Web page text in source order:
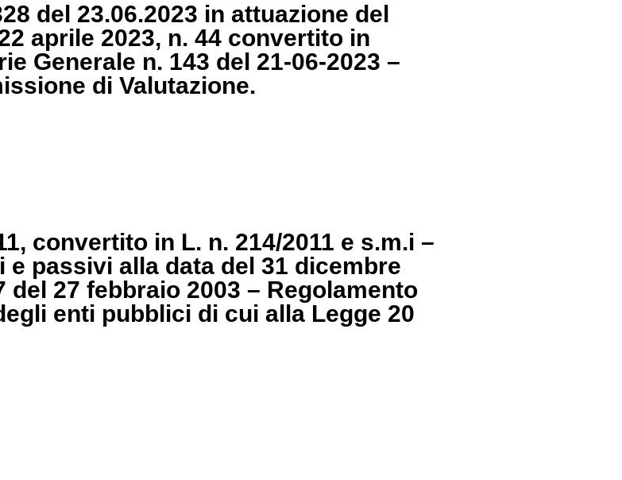
del 23.06.2023 in attuazione del
aprile 2023, n. 44 convertito in
Generale n. 143 del 21-06-2023 –
di Valutazione.
convertito in L. n. 214/2011 e s.m.i –
passivi alla data del 31 dicembre
del 27 febbraio 2003 – Regolamento
enti pubblici di cui alla Legge 20